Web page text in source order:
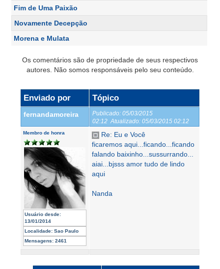
Fim de Uma Paixão
Novamente Decepção
Morena e Mulata
Os comentários são de propriedade de seus respectivos
autores. Não somos responsáveis pelo seu conteúdo.
Enviado por Tópico
fernandamoreira Publicado: 05/03/2015
02:12 Atualizado: 05/03/2015 02:12
Membro de honra
Usuário desde:
13/01/2014
Localidade: Sao Paulo
Mensagens: 2461
Re: Eu e Você
ficaremos aqui...ficando...ficando
falando baixinho...sussurrando...
aiai...bjsss amor tudo de lindo
aqui
Nanda